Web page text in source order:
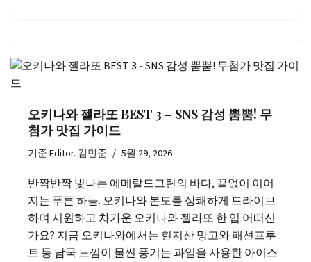
오키나와 젤라또 BEST 3 – SNS 감성 뿜뿜! 무
첨가 맛집 가이드
기준Editor. 김민준 5월 29, 2026
반짝반짝 빛나는 에메랄드그린의 바다, 끝없이 이어
지는 푸른 하늘. 오키나와 본도를 상쾌하게 드라이브
하며 시원하고 차가운 오키나와 젤라또 한 입 어떠신
가요? 지금 오키나와에서는 현지산 망고와 패션프루
트 등 남국 느낌이 물씬 풍기는 과일을 사용한 아이스